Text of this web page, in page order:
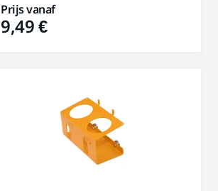
Prijs vanaf
9,49 €